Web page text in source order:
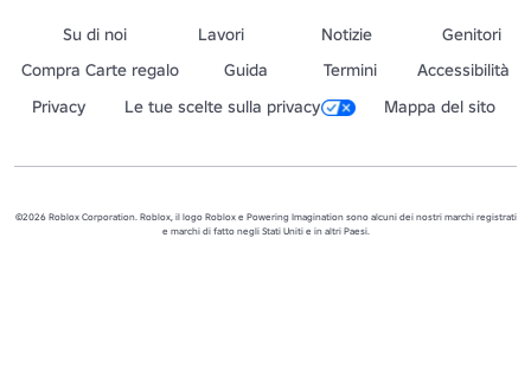
Su di noi Lavori Notizie
Genitori
Compra Carte regalo
Guida Termini
Accessibilità
Privacy
Le tue scelte sulla privacy Mappa del sito
©2026 Roblox Corporation. Roblox, il logo Roblox e Powering Imagination sono alcuni dei nostri marchi registrati
e marchi di fatto negli Stati Uniti e in altri Paesi.